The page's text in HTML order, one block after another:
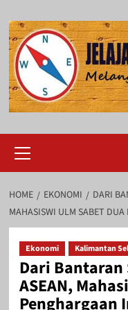
to
content
Menu
HOME EKONOMI
DARI
MAHASISWI ULM SABET
Ekonomi Kalimantan
Dari Bantaran
ASEAN,
Penghargaan